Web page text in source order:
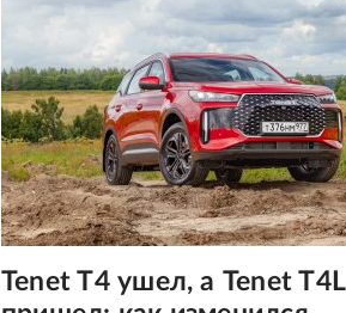
Tenet T4 ушел, а Tenet T4L